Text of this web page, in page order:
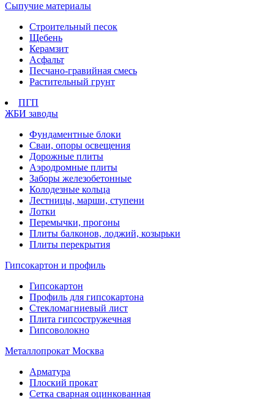
Сыпучие материалы
Строительный песок
Щебень
Керамзит
Асфальт
Песчано-гравийная смесь
Растительный грунт
ПГП
ЖБИ заводы
Фундаментные блоки
Сваи, опоры освещения
Дорожные плиты
Аэродромные плиты
Заборы железобетонные
Колодезные кольца
Лестницы, марши, ступени
Лотки
Перемычки, прогоны
Плиты балконов, лоджий, козырьки
Плиты перекрытия
Гипсокартон и профиль
Гипсокартон
Профиль для гипсокартона
Стекломагниевый лист
Плита гипсостружечная
Гипсоволокно
Металлопрокат Москва
Арматура
Плоский прокат
Сетка сварная оцинкованная